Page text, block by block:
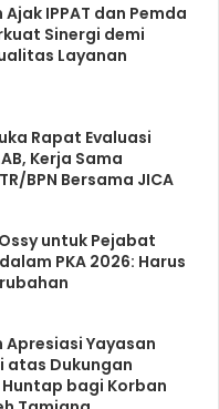
IPPAT dan Pemda
Sinergi demi
Layanan
Rapat Evaluasi
Kerja Sama
BPN Bersama JICA
untuk Pejabat
PKA 2026: Harus
Apresiasi Yayasan
atas Dukungan
bagi Korban